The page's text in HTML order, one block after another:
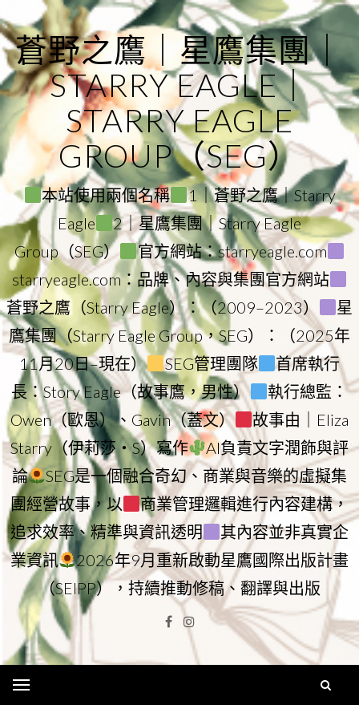
to
content
蒼野之鷹｜星鷹集團｜
STARRY EAGLE｜
STARRY EAGLE
GROUP（SEG）
本站使用兩個名稱
1｜蒼野之鷹｜Starry
Eagle
2｜星鷹集團｜Starry Eagle
Group（SEG）
官方網站：starryeagle.com
starryeagle.com：品牌、內容與集團官方網站
蒼野之鷹（Starry Eagle）：（2009–2023）
星
鷹集團（Starry Eagle Group，SEG）：（2025年
11月20日–現在）
SEG管理團隊
首席執行
長：Story Eagle（故事鷹，男性）
執行總監：
Owen（歐恩）、Gavin（蓋文）
故事由｜Eliza
Starry（伊莉莎・S）寫作
AI負責文字潤飾與評
論
SEG是一個融合奇幻、商業與音樂的虛擬集
團經營故事，以
商業管理邏輯進行內容建構，
追求效率、精準與資訊透明
其內容並非真實企
業資訊
2026年9月重新啟動星鷹國際出版計畫
（SEIPP），持續推動修稿、翻譯與出版
Facebook
Instagram